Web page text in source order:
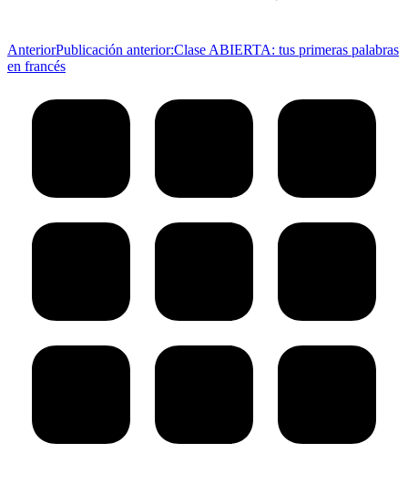
AnteriorPublicación anterior:Clase ABIERTA: tus primeras palabras
en francés